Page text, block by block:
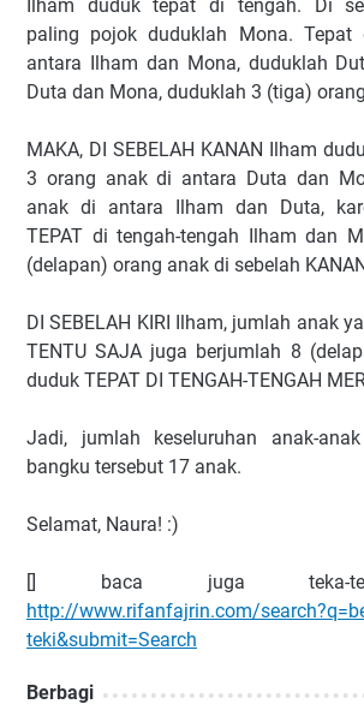
Ilham duduk tepat di tengah. Di
paling pojok duduklah Mona. Tepat
antara Ilham dan Mona, duduklah
Duta dan Mona, duduklah 3 (tiga)
MAKA, DI SEBELAH KANAN Ilham
3 orang anak di antara Duta dan
anak di antara Ilham dan Duta,
TEPAT di tengah-tengah Ilham dan
(delapan) orang anak di sebelah
DI SEBELAH KIRI Ilham, jumlah anak
TENTU SAJA juga berjumlah 8
duduk TEPAT DI TENGAH-TENGAH
Jadi, jumlah keseluruhan anak-
bangku tersebut 17 anak.
Selamat, Naura! :)
[] baca juga teka-
http://www.rifanfajrin.com/
teki&submit=Search
Berbagi